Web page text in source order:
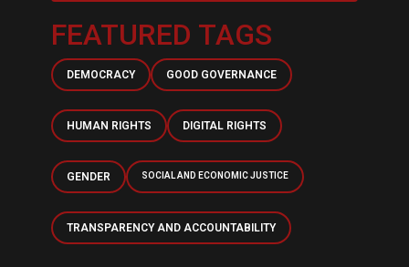
FEATURED TAGS
DEMOCRACY GOOD GOVERNANCE
HUMAN RIGHTS DIGITAL RIGHTS
GENDER SOCIAL AND ECONOMIC JUSTICE
TRANSPARENCY AND ACCOUNTABILITY